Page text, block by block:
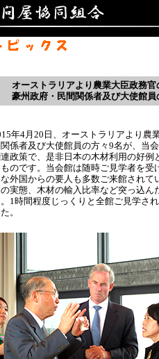
オーストラリアより農業大臣政務
豪州政府・民間関係者及び大使館
年4月20日、オーストラリアより農
関係者及び大使館員の方々9名が、当
政策で、是非日本の木材利用の好
ものです。当会館は随時ご見学者を
外国からの要人も多数ご来館され
実態、木材の輸入比率など突っ込
。1時間程度じっくりと全館ご見学さ
。